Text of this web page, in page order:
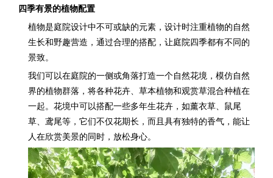
四季有景的植物配置
植物是庭院设计中不可或缺的元素，设计时注重植物的自然
生长和野趣营造，通过合理的搭配，让庭院四季都有不同的
景致。
我们可以在庭院的一侧或角落打造一个自然花境，模仿自然
界的植物群落，将各种花卉、草本植物和观赏草混合种植在
一起。花境中可以搭配一些多年生花卉，如薰衣草、鼠尾
草、鸢尾等，它们不仅花期长，而且具有独特的香气，能让
人在欣赏美景的同时，放松身心。